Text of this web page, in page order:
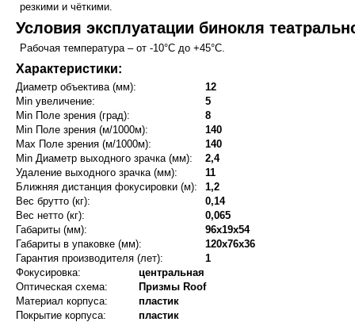
резкими и чёткими.
Условия эксплуатации бинокля
Рабочая температура – от -10°C до +45°C.
Характеристики:
Диаметр объектива (мм):
12
Min увеличение:
5
Min Поле зрения (град):
8
Min Поле зрения (м/1000м):
140
Max Поле зрения (м/1000м):
140
Min Диаметр выходного зрачка (мм):
2,4
Удаление выходного зрачка (мм):
11
Ближняя дистанция фокусировки (м):
1,2
Вес брутто (кг):
0,14
Вес нетто (кг):
0,065
Габариты (мм):
96x19x54
Габариты в упаковке (мм):
120x76x36
Гарантия производителя (лет):
1
Фокусировка:
центральная
Оптическая схема:
Призмы Roof
Материал корпуса:
пластик
Покрытие корпуса:
пластик